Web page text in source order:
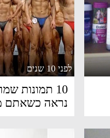
לפני 10 שנים
10 תמונות
נראה כשאתם